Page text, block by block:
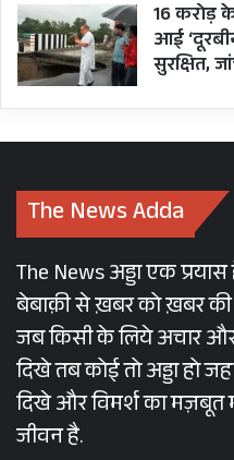
16 करोड़
आई
सुरक्षित,
The News Adda
The News अड्डा एक प्रयास
बेबाक़ी से ख़बर को ख़बर
जब किसी के लिये अचार
दिखे तब कोई तो अड्डा हो
दिखे और विमर्श का मज़बूत
जीवन है.